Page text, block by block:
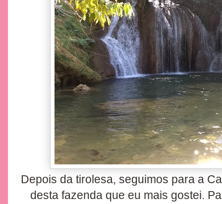
Depois da tirolesa, seguimos para a
desta fazenda que eu mais gostei.